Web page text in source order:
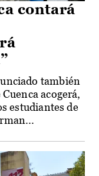
contará
también
acogerá,
estudiantes de